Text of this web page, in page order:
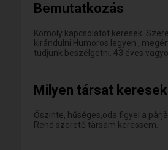
Bemutatkozás
Komoly kapcsolatot keresek.
kirándulni.Humoros legyen ,
tudjunk beszélgetni. 43 éves
Milyen társat
Őszinte, hűséges,oda figyel a
Rend szerető tàrsam keressem.